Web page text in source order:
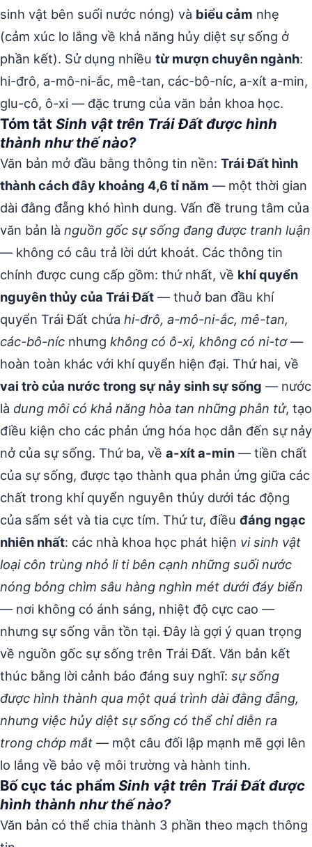
sinh vật bên suối nước nóng) và biểu cảm nhẹ
(cảm xúc lo lắng về khả năng hủy diệt sự sống ở
phần kết). Sử dụng nhiều từ mượn chuyên ngành:
hi-đrô, a-mô-ni-ắc, mê-tan, các-bô-níc, a-xít a-min,
glu-cô, ô-xi — đặc trưng của văn bản khoa học.
Tóm tắt Sinh vật trên Trái Đất được hình
thành như thế nào?
Văn bản mở đầu bằng thông tin nền: Trái Đất hình
thành cách đây khoảng 4,6 tỉ năm — một thời gian
dài đằng đẵng khó hình dung. Vấn đề trung tâm của
văn bản là nguồn gốc sự sống đang được tranh luận
— không có câu trả lời dứt khoát. Các thông tin
chính được cung cấp gồm: thứ nhất, về khí quyển
nguyên thủy của Trái Đất — thuở ban đầu khí
quyển Trái Đất chứa hi-đrô, a-mô-ni-ắc, mê-tan,
các-bô-níc nhưng không có ô-xi, không có ni-tơ—
hoàn toàn khác với khí quyển hiện đại. Thứ hai, về
vai trò của nước trong sự nảy sinh sự sống — nước
là dung môi có khả năng hòa tan những phân tử, tạo
điều kiện cho các phản ứng hóa học dẫn đến sự nảy
nở của sự sống. Thứ ba, về a-xít a-min — tiền chất
của sự sống, được tạo thành qua phản ứng giữa các
chất trong khí quyển nguyên thủy dưới tác động
của sấm sét và tia cực tím. Thứ tư, điều đáng ngạc
nhiên nhất: các nhà khoa học phát hiện vi sinh vật
loại côn trùng nhỏ li ti bên cạnh những suối nước
nóng bỏng chìm sâu hàng nghìn mét dưới đáy biển
— nơi không có ánh sáng, nhiệt độ cực cao —
nhưng sự sống vẫn tồn tại. Đây là gợi ý quan trọng
về nguồn gốc sự sống trên Trái Đất. Văn bản kết
thúc bằng lời cảnh báo đáng suy nghĩ: sự sống
được hình thành qua một quá trình dài đằng đẵng,
nhưng việc hủy diệt sự sống có thể chỉ diễn ra
trong chớp mắt — một câu đối lập mạnh mẽ gợi lên
lo lắng về bảo vệ môi trường và hành tinh.
Bố cục tác phẩm Sinh vật trên Trái Đất được
hình thành như thế nào?
Văn bản có thể chia thành 3 phần theo mạch thông